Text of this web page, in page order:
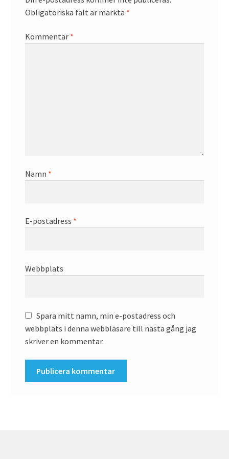
Obligatoriska fält är märkta *
Kommentar *
Namn *
E-postadress *
Webbplats
Spara mitt namn, min e-postadress och
webbplats i denna webbläsare till nästa gång jag
skriver en kommentar.